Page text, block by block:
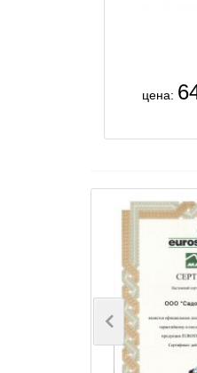
цена:
Previous